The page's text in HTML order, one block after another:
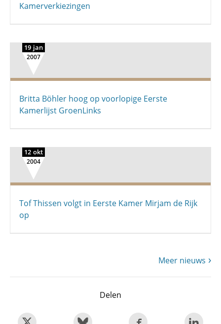
Kamerverkiezingen
19 jan
2007
Britta Böhler hoog op voorlopige Eerste
Kamerlijst GroenLinks
12 okt
2004
Tof Thissen volgt in Eerste Kamer Mirjam de Rijk
op
Meer nieuws
Delen